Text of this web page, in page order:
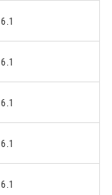
6.1
6.1
6.1
6.1
6.1